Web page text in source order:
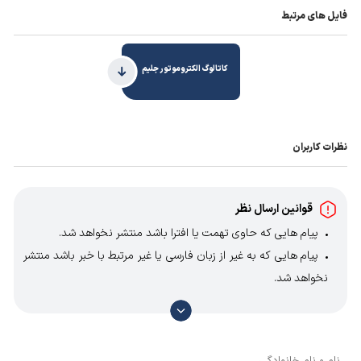
فایل های مرتبط
کاتالوگ الکتروموتور جلیم
نظرات کاربران
قوانین ارسال نظر
پیام هایی که حاوی تهمت یا افترا باشد منتشر نخواهد شد.
پیام هایی که به غیر از زبان فارسی یا غیر مرتبط با خبر باشد منتشر
نخواهد شد.
با توجه به آن که امکان موافقت یا مخالفت با محتوای نظرات
وجود دارد، معمولا نظراتی که محتوای مشابه دارند، انتشار نمی‌یابند